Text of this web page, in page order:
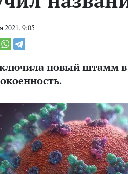
2021, 9:05
новый штамм